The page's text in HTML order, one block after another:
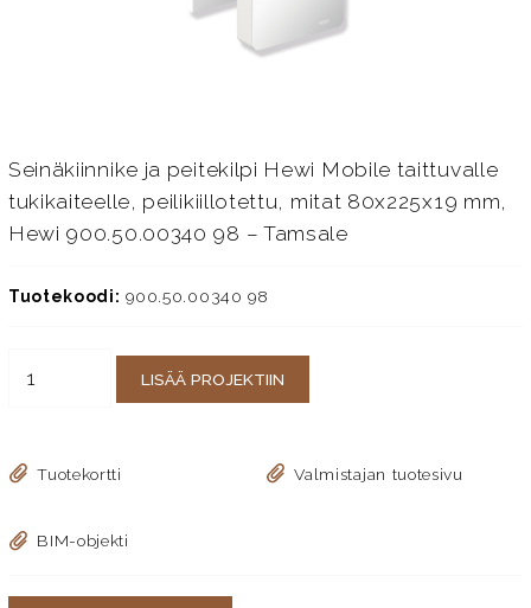
Seinäkiinnike ja peitekilpi Hewi Mobile taittuvalle
tukikaiteelle, peilikiillotettu, mitat 80x225x19 mm,
Hewi 900.50.00340 98 – Tamsale
Tuotekoodi: 900.50.00340 98
LISÄÄ PROJEKTIIN
Tuotekortti Valmistajan tuotesivu
BIM-objekti